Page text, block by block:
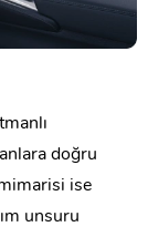
doğru
ise
unsuru